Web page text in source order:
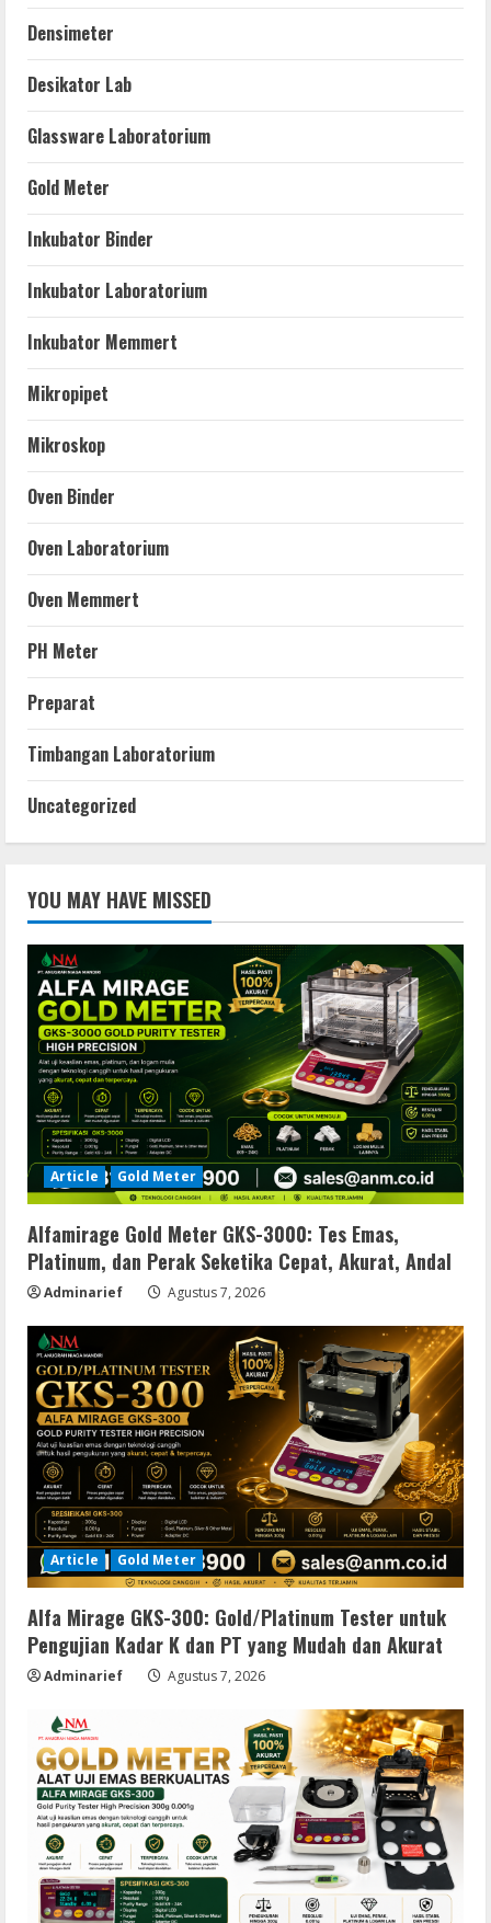
Densimeter
Desikator Lab
Glassware Laboratorium
Gold Meter
Inkubator Binder
Inkubator Laboratorium
Inkubator Memmert
Mikropipet
Mikroskop
Oven Binder
Oven Laboratorium
Oven Memmert
PH Meter
Preparat
Timbangan Laboratorium
Uncategorized
YOU MAY HAVE MISSED
Article Gold Meter
Alfamirage Gold Meter GKS-3000: Tes Emas,
Platinum, dan Perak Seketika Cepat, Akurat, Andal
Adminarief Agustus 7, 2026
Article Gold Meter
Alfa Mirage GKS-300: Gold/Platinum Tester untuk
Pengujian Kadar K dan PT yang Mudah dan Akurat
Adminarief Agustus 7, 2026